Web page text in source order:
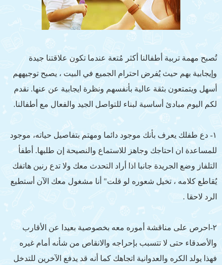
تُصبح مهمة تربية أطفالنا أكثر مُتعة عندما تكون علاقتنا جيدة
وإيجابية بهم حيث يُفرض احترام الجميع في البيت ، يصبح توجيههم
أسهل ويتمتعون بثقة عالية بأنفسهم ونظرة ايجابية عن عنها. نقدم
لكم اليوم مبادئ أساسية لبناء للتواصل الجيد والفعال مع أطفالنا.
١- دع طفلك يعرف بأنك موجود دائما ومهتم بتفاصيل حياته، موجود
للمساعدة ان احتاجك وجاهز للاستماع والنصيحة إن طلبها. أطفأ
التلفاز وضع الجريدة جانبا اذا أراد التحدث معك ولا تدع رنين هاتفك
يُقاطع كلامه ، تخيل شعوره لو قلت" أنا مشغول معك الآن أستطيع
الرد لاحقا .
٢-احرص على مناقشة أموره معه بخصوصية بعيدا عن الأقارب
والأصدقاء حتى لا تتسبب بإحراجه والانقاص من شأنه أمام غيره
فهذا يولد الكره والعدوانية اتجاهك كما أنه قد يدفع الآخرين للتدخل